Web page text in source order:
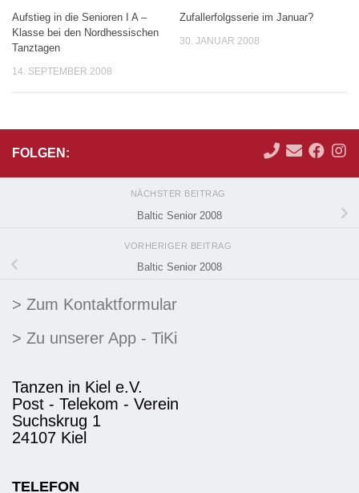
Aufstieg in die Senioren I A –
Klasse bei den Nordhessischen
Tanztagen
14. SEPTEMBER 2008
Zufallerfolgsserie im Januar?
30. JANUAR 2008
FOLGEN:
NÄCHSTER BEITRAG
Baltic Senior 2008
VORHERIGER BEITRAG
Baltic Senior 2008
> Zum Kontaktformular
> Zu unserer App - TiKi
Tanzen in Kiel e.V.
Post - Telekom - Verein
Suchskrug 1
24107 Kiel
TELEFON